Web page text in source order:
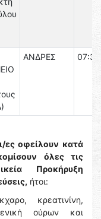
ΑΝΔΡΕΣ 07:30
ες οφείλουν κατά
όλες τις
Προκήρυξη
ήτοι:
κρεατινίνη,
ούρων και